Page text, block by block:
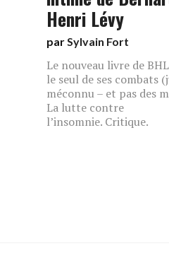
Henri Lévy
parSylvain Fort
Le nouveau livre de
le seul de ses combats
méconnu – et pas des
La lutte contre
l’insomnie. Critique.